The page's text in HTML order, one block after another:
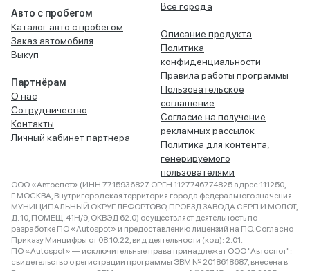
Авто с пробегом
Каталог авто с пробегом
Заказ автомобиля
Выкуп
Партнёрам
О нас
Сотрудничество
Контакты
Личный кабинет партнера
Все города
Описание продукта
Политика
конфиденциальности
Правила работы программы
Пользовательское
соглашение
Согласие на получение
рекламных рассылок
Политика для контента,
генерируемого
пользователями
ООО «Автоспот» (ИНН 7715936827 ОРГН 1127746774825 адрес 111250,
Г.МОСКВА, Внутригородская территория города федерального значения
МУНИЦИПАЛЬНЫЙ ОКРУГ ЛЕФОРТОВО, ПРОЕЗД ЗАВОДА СЕРП И МОЛОТ,
Д. 10, ПОМЕЩ. 41Н/9, ОКВЭД 62.0) осуществляет деятельность по
разработке ПО «Autospot» и предоставлению лицензий на ПО. Согласно
Приказу Минцифры от 08.10.22, вид деятельности (код): 2.01.
ПО «Autospot» — исключительные права принадлежат ООО "Автоспот":
свидетельство о регистрации программы ЭВМ № 2018618687, внесена в